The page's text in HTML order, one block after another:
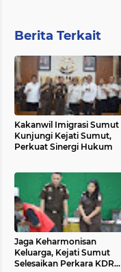
Berita Terkait
Kakanwil Imigrasi Sumut
Kunjungi Kejati Sumut,
Perkuat Sinergi Hukum
Jaga Keharmonisan
Keluarga, Kejati Sumut
Selesaikan Perkara KDRT